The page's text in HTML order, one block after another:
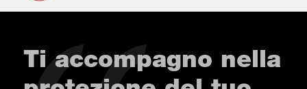
Ti accompagno nella